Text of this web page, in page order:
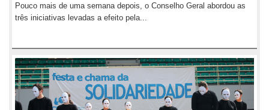
Pouco mais de uma semana depois, o Conselho Geral abordou as
três iniciativas levadas a efeito pela...